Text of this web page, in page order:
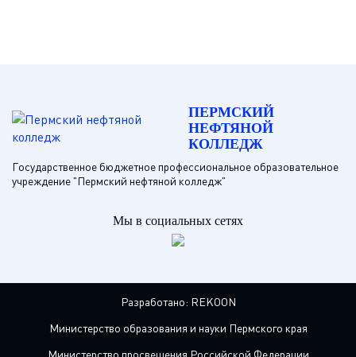
ПЕРМСКИЙ
НЕФТЯНОЙ
КОЛЛЕДЖ
Государственное бюджетное профессиональное образовательное
учреждение "Пермский нефтяной колледж"
Мы в социальных сетях
Разработано: REKOON
Министерство образования и науки Пермского края
Министерство просвещения Российской Федерации